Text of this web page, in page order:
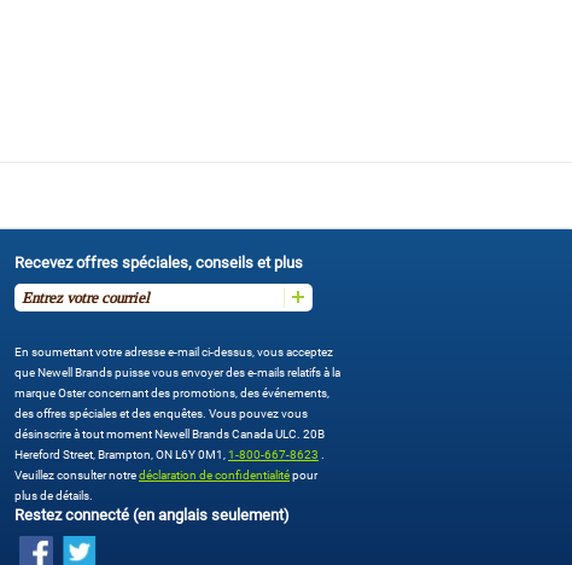
Recevez offres spéciales, conseils et plus
En soumettant votre adresse e-mail ci-dessus, vous acceptez
que Newell Brands puisse vous envoyer des e-mails relatifs à la
marque Oster concernant des promotions, des événements,
des offres spéciales et des enquêtes. Vous pouvez vous
désinscrire à tout moment Newell Brands Canada ULC. 20B
Hereford Street, Brampton, ON L6Y 0M1,1-800-667-8623 .
Veuillez consulter notredéclaration de confidentialitépour
plus de détails.
Restez connecté (en anglais seulement)